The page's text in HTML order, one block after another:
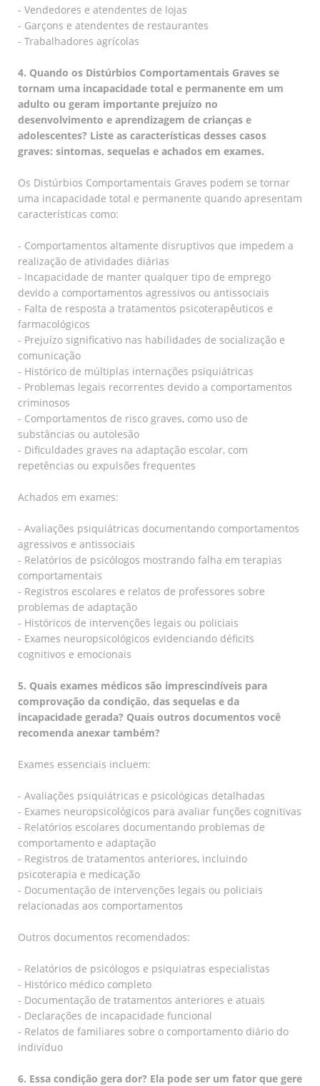
- Vendedores e atendentes de lojas
- Garçons e atendentes de restaurantes
- Trabalhadores agrícolas
4. Quando os Distúrbios Comportamentais Graves se
tornam uma incapacidade total e permanente em um
adulto ou geram importante prejuízo no
desenvolvimento e aprendizagem de crianças e
adolescentes? Liste as características desses casos
graves: sintomas, sequelas e achados em exames.
Os Distúrbios Comportamentais Graves podem se tornar
uma incapacidade total e permanente quando apresentam
características como:
- Comportamentos altamente disruptivos que impedem a
realização de atividades diárias
- Incapacidade de manter qualquer tipo de emprego
devido a comportamentos agressivos ou antissociais
- Falta de resposta a tratamentos psicoterapêuticos e
farmacológicos
- Prejuízo significativo nas habilidades de socialização e
comunicação
- Histórico de múltiplas internações psiquiátricas
- Problemas legais recorrentes devido a comportamentos
criminosos
- Comportamentos de risco graves, como uso de
substâncias ou autolesão
- Dificuldades graves na adaptação escolar, com
repetências ou expulsões frequentes
Achados em exames:
- Avaliações psiquiátricas documentando comportamentos
agressivos e antissociais
- Relatórios de psicólogos mostrando falha em terapias
comportamentais
- Registros escolares e relatos de professores sobre
problemas de adaptação
- Históricos de intervenções legais ou policiais
- Exames neuropsicológicos evidenciando déficits
cognitivos e emocionais
5. Quais exames médicos são imprescindíveis para
comprovação da condição, das sequelas e da
incapacidade gerada? Quais outros documentos você
recomenda anexar também?
Exames essenciais incluem:
- Avaliações psiquiátricas e psicológicas detalhadas
- Exames neuropsicológicos para avaliar funções cognitivas
- Relatórios escolares documentando problemas de
comportamento e adaptação
- Registros de tratamentos anteriores, incluindo
psicoterapia e medicação
- Documentação de intervenções legais ou policiais
relacionadas aos comportamentos
Outros documentos recomendados:
- Relatórios de psicólogos e psiquiatras especialistas
- Histórico médico completo
- Documentação de tratamentos anteriores e atuais
- Declarações de incapacidade funcional
- Relatos de familiares sobre o comportamento diário do
indivíduo
6. Essa condição gera dor? Ela pode ser um fator que gere